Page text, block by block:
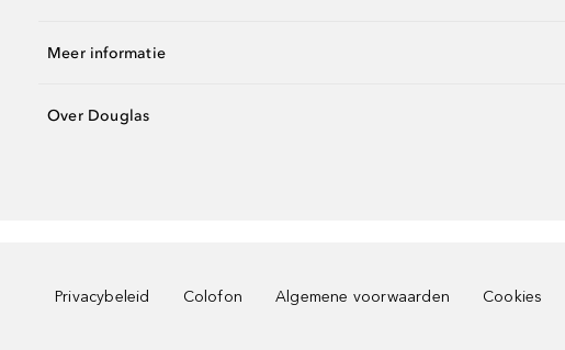
Meer informatie
Over Douglas
Privacybeleid Colofon Algemene voorwaarden Cookies